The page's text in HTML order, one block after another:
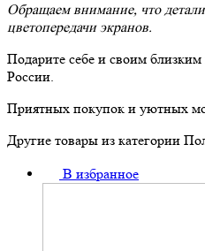
Обращаем внимание, что детали
цветопередачи экранов.
Подарите себе и своим
России.
Приятных покупок и уютных
Другие товары из категории
В избранное